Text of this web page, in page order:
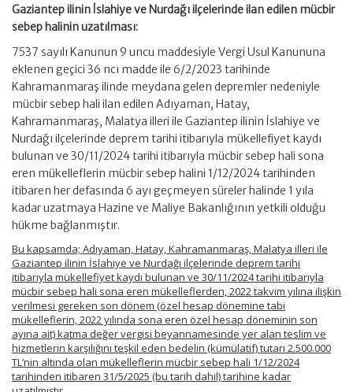
Gaziantepilinin İslahiye ve Nurdağı ilçelerinde ilan edilen mücbir
sebep halinin uzatılması:
7537 sayılı Kanunun 9 uncu maddesiyle Vergi Usul Kanununa
eklenen geçici 36 ncı madde ile 6/2/2023 tarihinde
Kahramanmaraş ilinde meydana gelen depremler nedeniyle
mücbir sebep hali ilan edilen Adıyaman, Hatay,
Kahramanmaraş, Malatya illeri ile Gaziantep ilinin İslahiye ve
Nurdağı ilçelerinde deprem tarihi itibarıyla mükellefiyet kaydı
bulunan ve 30/11/2024 tarihi itibarıyla mücbir sebep hali sona
eren mükelleflerin mücbir sebep halini 1/12/2024 tarihinden
itibaren her defasında 6 ayı geçmeyen süreler halinde 1 yıla
kadar uzatmaya Hazine ve Maliye Bakanlığının yetkili olduğu
hükme bağlanmıştır.
Bu kapsamda; Adıyaman, Hatay, Kahramanmaraş, Malatya illeri ile
Gaziantep ilinin İslahiye ve Nurdağı ilçelerinde deprem tarihi
itibarıyla mükellefiyet kaydı bulunan ve 30/11/2024 tarihi itibarıyla
mücbir sebep hali sona eren mükelleflerden, 2022 takvim yılına ilişkin
verilmesi gereken son dönem (özel hesap dönemine tabi
mükelleflerin, 2022 yılında sona eren özel hesap döneminin son
ayına ait) katma değer vergisi beyannamesinde yer alan teslim ve
hizmetlerin karşılığını teşkil eden bedelin (kümülatif) tutarı 2.500.000
TL’nin altında olan mükelleflerin mücbir sebep hali 1/12/2024
tarihinden itibaren 31/5/2025 (bu tarih dahil) tarihine kadar